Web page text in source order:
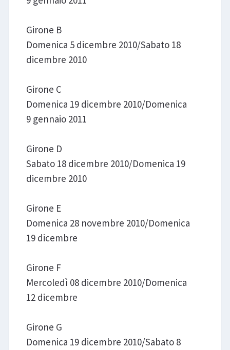
Girone B
Domenica 5 dicembre 2010/Sabato 18
dicembre 2010
Girone C
Domenica 19 dicembre 2010/Domenica
9 gennaio 2011
Girone D
Sabato 18 dicembre 2010/Domenica 19
dicembre 2010
Girone E
Domenica 28 novembre 2010/Domenica
19 dicembre
Girone F
Mercoledì 08 dicembre 2010/Domenica
12 dicembre
Girone G
Domenica 19 dicembre 2010/Sabato 8